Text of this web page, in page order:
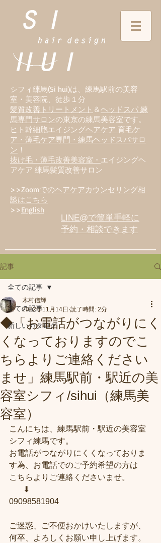
シフィ練馬(Si hui)は、 練馬駅前の美容
室・美容院、徒歩１分
髪質改善トリートメント ＆ヘッドスパ 練
馬専門サロンの東京の練馬美容室です。
ヒト幹細胞エイジングヘアケア 育毛ケ
ア・薄毛ケア専門・練馬ヘッドスパサロ
ン ！
抜け毛・薄毛改善美容室・ エイジングヘ
アケア 練馬髪質改善サロン
>>Zoomでのヘアケアカウンセリング相
談はこちら
>>English
LINE@で簡単手軽に
予約・相談できます
記事
全ての記事
新しいカタログ
全ての記事
◆「お電話がつながりにく
くなっておりますのでこ
ちらよりご連絡ください
ませ」練馬駅前・駅近の美
容室シフィ/sihui（練馬美
容室）
木村信輝
2022年11月14日 読了時間: 2分
こんにちは、練馬駅前・駅近の美容室
シフィ練馬です。
お電話がつながりにくくなっておりま
す為、お電話でのご予約希望の方は
こちらよりご連絡くださいませ。
       ⬇︎
09098581904
ご迷惑、ご不便おかけいたしますが、
何卒、よろしくお願い申し上げます。